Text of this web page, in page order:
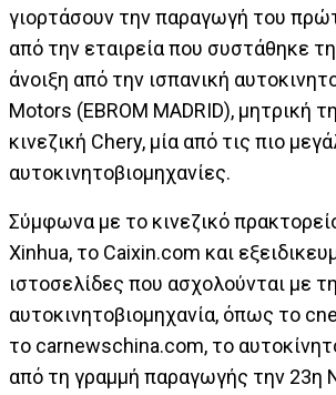
γιορτάσουν την παραγωγή του
από την εταιρεία που συστάθηκε
άνοιξη από την ισπανική
Motors (EBROM MADRID), μητρική
κινεζική Chery, μία από τις πιο
αυτοκινητοβιομηχανίες.
Σύμφωνα με το κινεζικό
Xinhua, το Caixin.com και
ιστοσελίδες που ασχολούνται με
αυτοκινητοβιομηχανία, όπως το
το carnewschina.com, το
από τη γραμμή παραγωγής την 23η